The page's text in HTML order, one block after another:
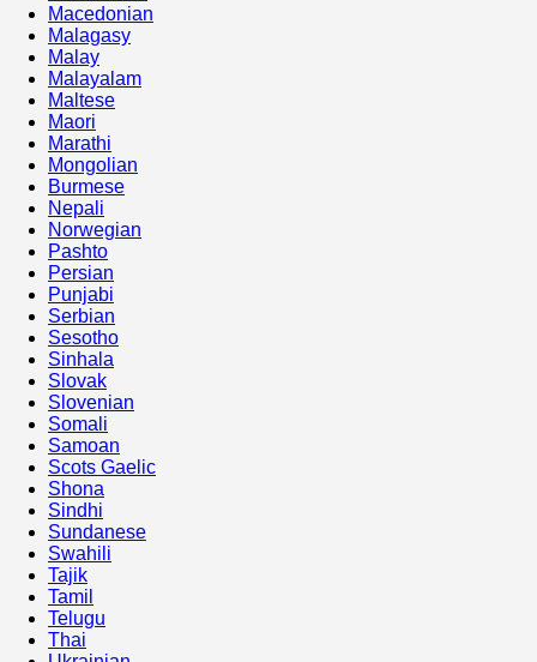
Macedonian
Malagasy
Malay
Malayalam
Maltese
Maori
Marathi
Mongolian
Burmese
Nepali
Norwegian
Pashto
Persian
Punjabi
Serbian
Sesotho
Sinhala
Slovak
Slovenian
Somali
Samoan
Scots Gaelic
Shona
Sindhi
Sundanese
Swahili
Tajik
Tamil
Telugu
Thai